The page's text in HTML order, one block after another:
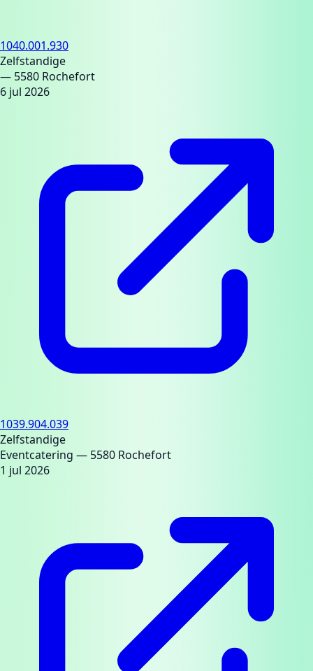
1040.001.930
Zelfstandige
— 5580 Rochefort
6 jul 2026
1039.904.039
Zelfstandige
Eventcatering — 5580 Rochefort
1 jul 2026